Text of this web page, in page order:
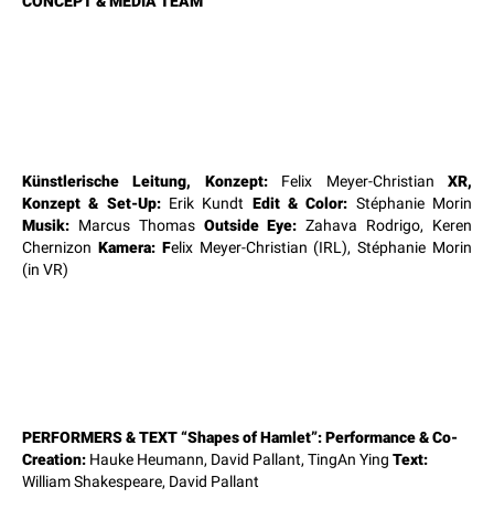
Künstlerische Leitung, Konzept: Felix Meyer-Christian XR,
Konzept & Set-Up: Erik Kundt Edit & Color: Stéphanie Morin
Musik: Marcus Thomas Outside Eye:Zahava Rodrigo, Keren
Chernizon Kamera: Felix Meyer-Christian (IRL), Stéphanie Morin
(in VR)
PERFORMERS & TEXT “Shapes of Hamlet”:Performance & Co-
Creation: Hauke Heumann, David Pallant, TingAn Ying Text:
William Shakespeare, David Pallant